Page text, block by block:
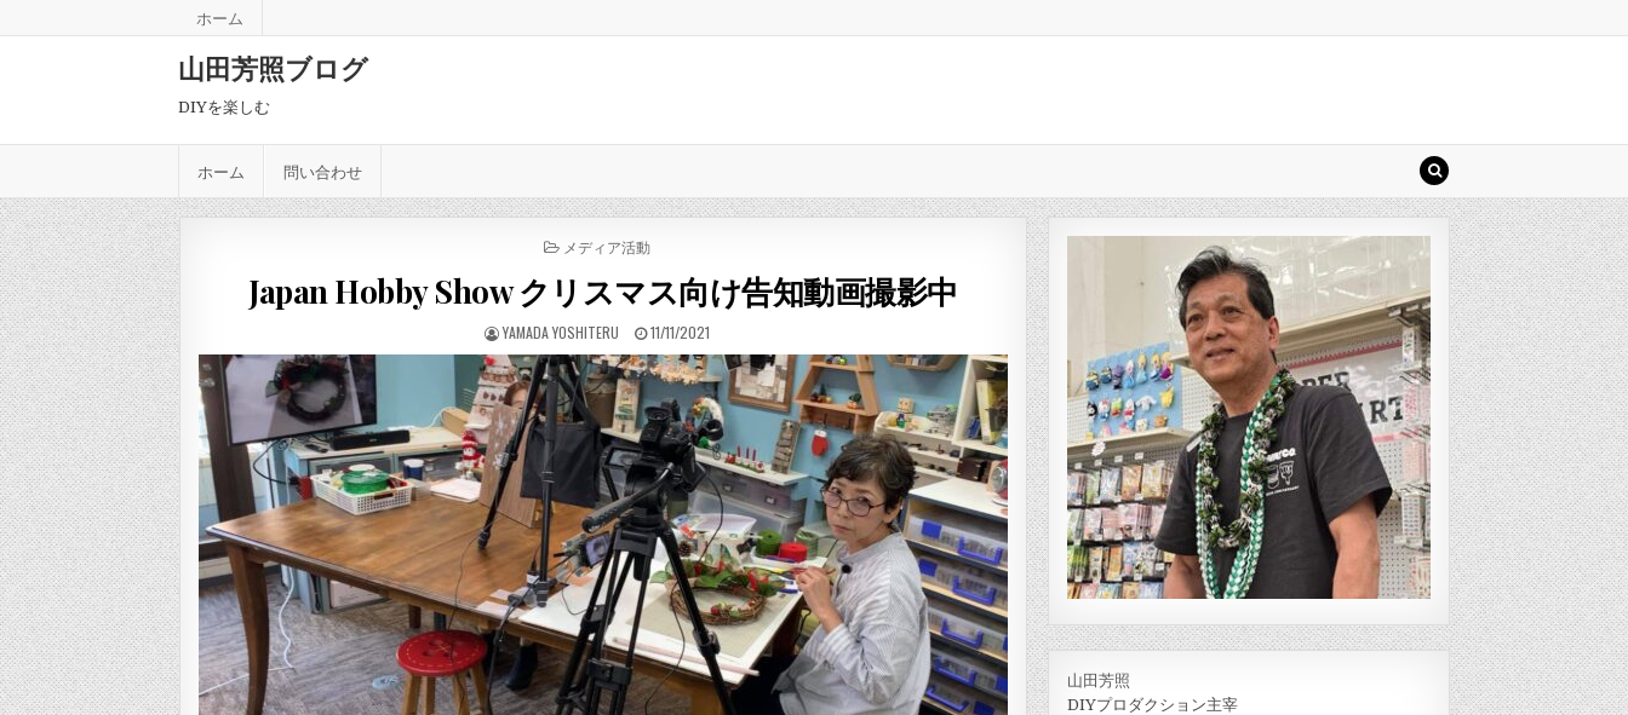
ホーム
山田芳照ブログ
DIYを楽しむ
ホーム 問い合わせ
POSTED IN
メディア活動
Japan Hobby Show クリスマス向け告知動画撮影中
AUTHOR:
YAMADA YOSHITERU PUBLISHED DATE:
11/11/2021
山田芳照
DIYプロダクション主宰